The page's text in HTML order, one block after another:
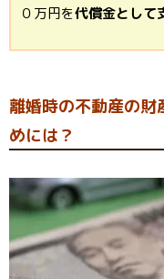
０万円を代償金として
離婚時の不動産の
めには？